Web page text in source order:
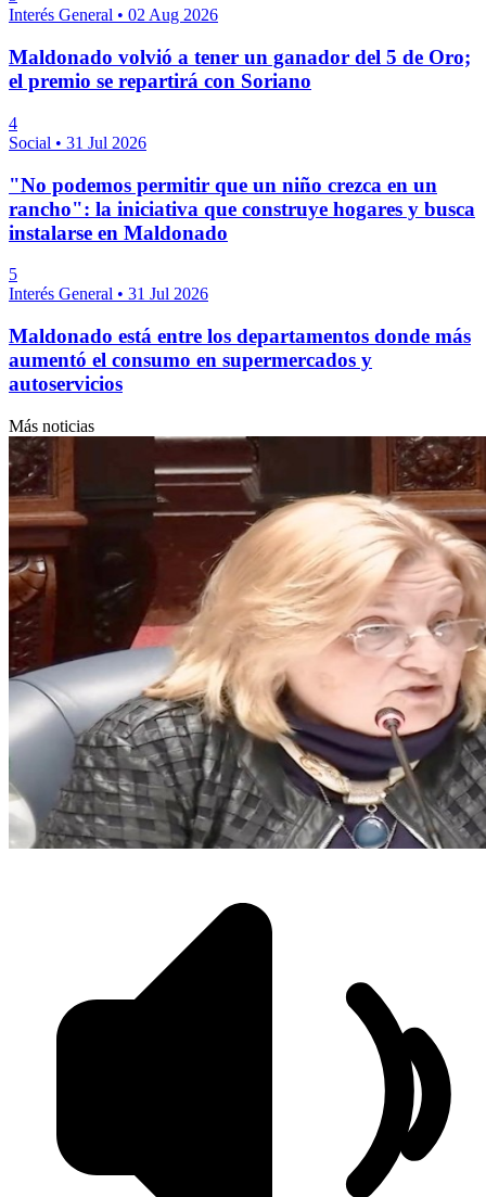
Interés General • 02 Aug 2026
Maldonado volvió a tener un ganador del 5 de Oro;
el premio se repartirá con Soriano
4
Social • 31 Jul 2026
"No podemos permitir que un niño crezca en un
rancho": la iniciativa que construye hogares y busca
instalarse en Maldonado
5
Interés General • 31 Jul 2026
Maldonado está entre los departamentos donde más
aumentó el consumo en supermercados y
autoservicios
Más noticias